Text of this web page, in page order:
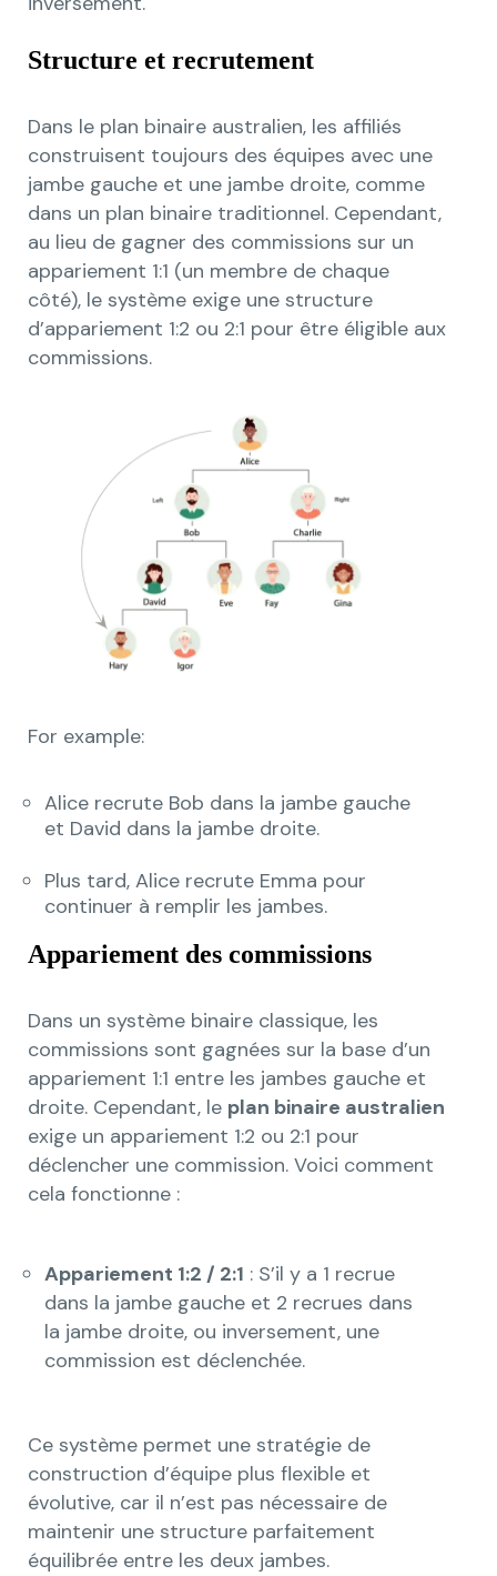
Structure et recrutement
Dans le plan binaire australien, les affiliés
construisent toujours des équipes avec une
jambe gauche et une jambe droite, comme
dans un plan binaire traditionnel. Cependant,
au lieu de gagner des commissions sur un
appariement 1:1 (un membre de chaque
côté), le système exige une structure
d’appariement 1:2 ou 2:1 pour être éligible aux
commissions.
For example:
Alice recrute Bob dans la jambe gauche
et David dans la jambe droite.
Plus tard, Alice recrute Emma pour
continuer à remplir les jambes.
Appariement des commissions
Dans un système binaire classique, les
commissions sont gagnées sur la base d’un
appariement 1:1 entre les jambes gauche et
droite. Cependant, le plan binaire australien
exige un appariement 1:2 ou 2:1 pour
déclencher une commission. Voici comment
cela fonctionne :
Appariement 1:2 / 2:1 : S’il y a 1 recrue
dans la jambe gauche et 2 recrues dans
la jambe droite, ou inversement, une
commission est déclenchée.
Ce système permet une stratégie de
construction d’équipe plus flexible et
évolutive, car il n’est pas nécessaire de
maintenir une structure parfaitement
équilibrée entre les deux jambes.